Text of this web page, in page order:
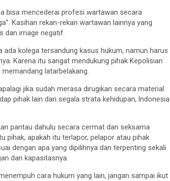
bisa mencederai profesi wartawan secara
Kasihan rekan-rekan wartawan lainnya yang
dan image negatif.
kolega tersandung kasus hukum, namun harus
Karena itu sangat mendukung pihak Kepolisian
latarbelakang.
jika sudah merasa dirugikan secara material
pihak lain dari segala strata kehidupan, lndonesia
pantau dahulu secara cermat dan seksama
pihak, apakah itu terlapor, pelapor atau pihak
dengan apa yang dipilihnya dan terpenting sekali
dan kapasitasnya.
cara hukum yang lain, jangan sampai ikut